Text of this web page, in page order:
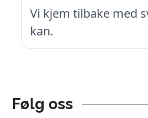
Vi kjem tilbake med
kan.
Følg oss